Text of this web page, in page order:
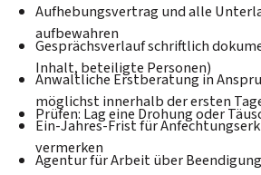
Aufhebungsvertrag und alle
aufbewahren
Gesprächsverlauf schriftlich
Inhalt, beteiligte Personen)
Anwaltliche Erstberatung in
möglichst innerhalb der ersten
Prüfen: Lag eine Drohung oder
Ein-Jahres-Frist für
vermerken
Agentur für Arbeit über